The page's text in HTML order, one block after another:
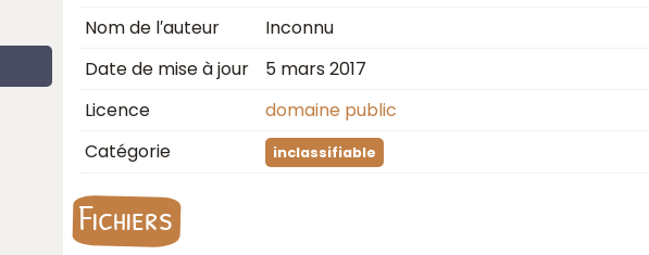
Nom de l′auteur
Inconnu
Date de mise à jour
5 mars 2017
Licence
domaine public
Catégorie
inclassifiable
Fichiers